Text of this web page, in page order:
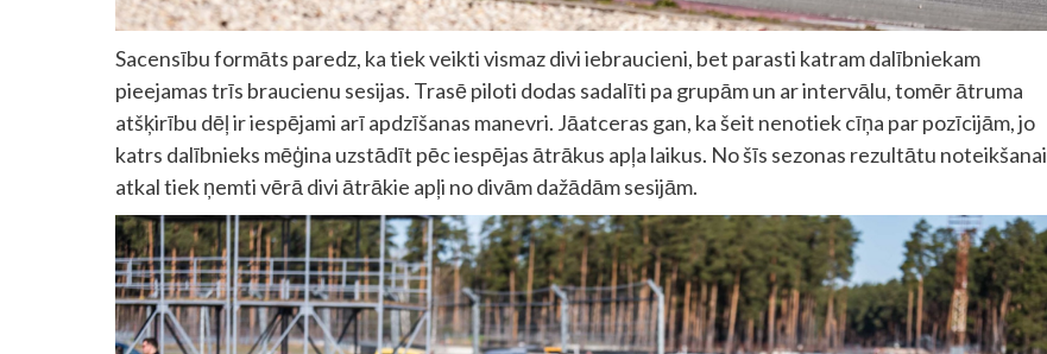
Sacensību formāts paredz, ka tiek veikti vismaz divi iebraucieni, bet parasti katram dalībniekam
pieejamas trīs braucienu sesijas. Trasē piloti dodas sadalīti pa grupām un ar intervālu, tomēr ātruma
atšķirību dēļ ir iespējami arī apdzīšanas manevri. Jāatceras gan, ka šeit nenotiek cīņa par pozīcijām, jo
katrs dalībnieks mēģina uzstādīt pēc iespējas ātrākus apļa laikus. No šīs sezonas rezultātu noteikšanai
atkal tiek ņemti vērā divi ātrākie apļi no divām dažādām sesijām.